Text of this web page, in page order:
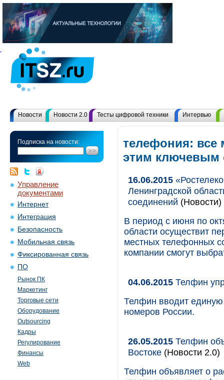
Новости Новости 2.0 Тесты цифровой техники Интервью
Подписка на новости:
Управление
документами
Интернет
Интеграция
Безопасность
Мобильная связь
Фиксированная связь
ПО
Рынок ПК
Маркетинг
Торговые сети
Оборудование
Outsourcing
Кадры
Регулирование
Финансы
Web
телефония: все
этим ключевым
16.06.2015
Ленинградской
соединений (Новости)
В период с июня по
области осуществит
местных телефонных
компании смогут
04.06.2015 Телфин
Телфин вводит
номеров России.
26.05.2015 Телфин
Востоке (Новости 2.0)
Телфин объявляет о